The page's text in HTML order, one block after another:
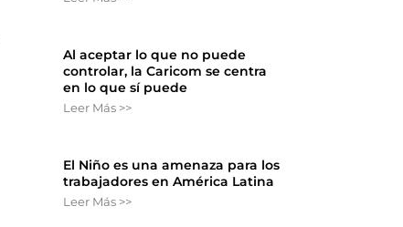
Al aceptar lo que no puede
controlar, la Caricom se centra
en lo que sí puede
Leer Más >>
El Niño es una amenaza para los
trabajadores en América Latina
Leer Más >>